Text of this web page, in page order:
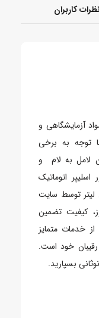
کاربران
آزمایشگاهی و
به برخی
لامل به لام و
اتوماتیک
و... در حجم 250 میلی لیتر توسط سایت
کیفیت تضمین
خدمات متمایز
رقیبان خود است.
بسپارید.